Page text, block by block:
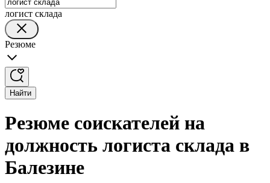
логист склада
Резюме
Найти
Резюме соискателей на
должность логиста склада в
Балезине